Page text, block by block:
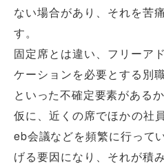
ない場合があり、それを苦
す。
固定席とは違い、フリーア
ケーションを必要とする別
といった不確定要素があるか
仮に、近くの席でほかの社
eb会議などを頻繁に行って
げる要因になり、それが積